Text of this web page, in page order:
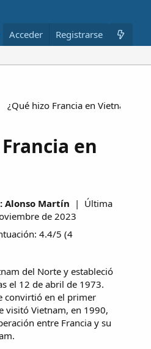
Nuevo Miembros
Acceder Registrarse
¿Qué hizo Francia en Vietnam?
en
Alonso Martín | Última
de 2023
4.4/5 (4
del Norte y estableció
el 12 de abril de 1973.
convirtió en el primer
visitó Vietnam, en 1990,
entre Francia y su